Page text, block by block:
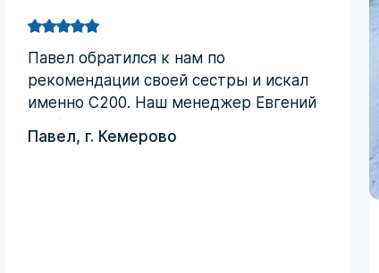
Павел обратился к нам по
рекомендации своей сестры и искал
именно C200. Наш менеджер Евгений
автомобиль был куплен с первой
Павел, г. Кемерово